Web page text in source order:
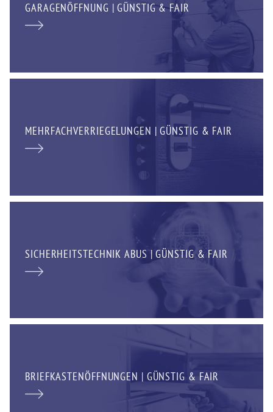
GARAGENÖFFNUNG | GÜNSTIG & FAIR
MEHRFACHVERRIEGELUNGEN | GÜNSTIG & FAIR
SICHERHEITSTECHNIK ABUS | GÜNSTIG & FAIR
BRIEFKASTENÖFFNUNGEN | GÜNSTIG & FAIR